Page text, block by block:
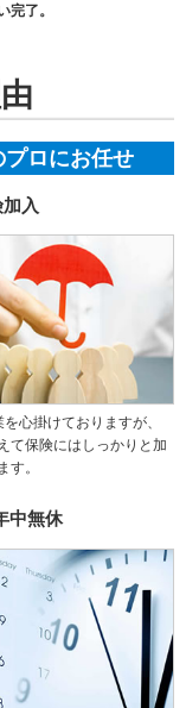
完了。
ロにお任せ
入
心掛けておりますが、
て保険にはしっかりと加
す。
中無休